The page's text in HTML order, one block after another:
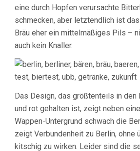
eine durch Hopfen verursachte
schmecken, aber letztendlich ist
Bräu eher ein mittelmäßiges Pils –
auch kein Knaller.
Das Design, das größtenteils in den
und rot gehalten ist, zeigt neben
Wappen-Untergrund schwach die
zeigt Verbundenheit zu Berlin, ohne
kitschig zu wirken. Leider sind die